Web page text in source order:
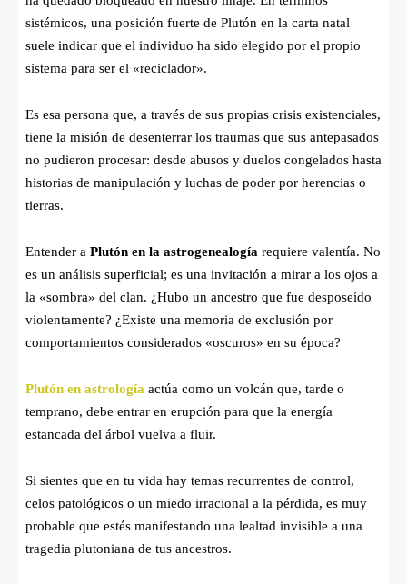
sistémicos, una posición fuerte de Plutón en la carta natal
suele indicar que el individuo ha sido elegido por el propio
sistema para ser el «reciclador».
Es esa persona que, a través de sus propias crisis existenciales,
tiene la misión de desenterrar los traumas que sus antepasados
no pudieron procesar: desde abusos y duelos congelados hasta
historias de manipulación y luchas de poder por herencias o
tierras.
Entender a Plutón en la astrogenealogía requiere valentía. No
es un análisis superficial; es una invitación a mirar a los ojos a
la «sombra» del clan. ¿Hubo un ancestro que fue desposeído
violentamente? ¿Existe una memoria de exclusión por
comportamientos considerados «oscuros» en su época?
Plutón en astrología actúa como un volcán que, tarde o
temprano, debe entrar en erupción para que la energía
estancada del árbol vuelva a fluir.
Si sientes que en tu vida hay temas recurrentes de control,
celos patológicos o un miedo irracional a la pérdida, es muy
probable que estés manifestando una lealtad invisible a una
tragedia plutoniana de tus ancestros.